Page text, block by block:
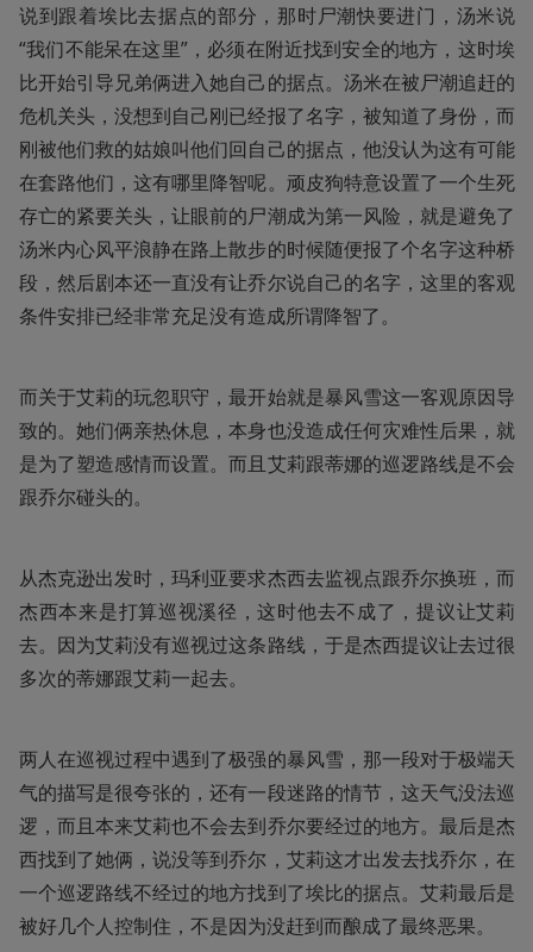
说到跟着埃比去据点的部分，那时尸潮快要进门，汤米说
“我们不能呆在这里”，必须在附近找到安全的地方，这时埃
比开始引导兄弟俩进入她自己的据点。汤米在被尸潮追赶的
危机关头，没想到自己刚已经报了名字，被知道了身份，而
刚被他们救的姑娘叫他们回自己的据点，他没认为这有可能
在套路他们，这有哪里降智呢。顽皮狗特意设置了一个生死
存亡的紧要关头，让眼前的尸潮成为第一风险，就是避免了
汤米内心风平浪静在路上散步的时候随便报了个名字这种桥
段，然后剧本还一直没有让乔尔说自己的名字，这里的客观
条件安排已经非常充足没有造成所谓降智了。
而关于艾莉的玩忽职守，最开始就是暴风雪这一客观原因导
致的。她们俩亲热休息，本身也没造成任何灾难性后果，就
是为了塑造感情而设置。而且艾莉跟蒂娜的巡逻路线是不会
跟乔尔碰头的。
从杰克逊出发时，玛利亚要求杰西去监视点跟乔尔换班，而
杰西本来是打算巡视溪径，这时他去不成了，提议让艾莉
去。因为艾莉没有巡视过这条路线，于是杰西提议让去过很
多次的蒂娜跟艾莉一起去。
两人在巡视过程中遇到了极强的暴风雪，那一段对于极端天
气的描写是很夸张的，还有一段迷路的情节，这天气没法巡
逻，而且本来艾莉也不会去到乔尔要经过的地方。最后是杰
西找到了她俩，说没等到乔尔，艾莉这才出发去找乔尔，在
一个巡逻路线不经过的地方找到了埃比的据点。艾莉最后是
被好几个人控制住，不是因为没赶到而酿成了最终恶果。